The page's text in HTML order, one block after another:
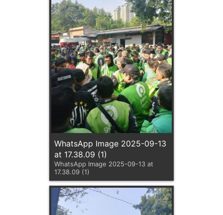
WhatsApp Image 2025-09-13
at 17.38.09 (1)
WhatsApp Image 2025-09-13 at
17.38.09 (1)